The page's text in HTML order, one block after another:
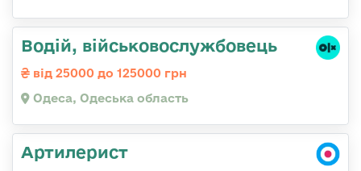
Водій, військовослужбовець
від 25000 до 125000 грн
Одеса, Одеська область
Артилерист